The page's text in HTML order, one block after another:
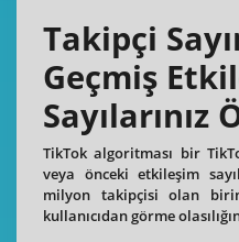
Takipçi
Geçmiş
TikTok algoritması bir
veya önceki etkileşim
milyon takipçisi olan
kullanıcıdan görme